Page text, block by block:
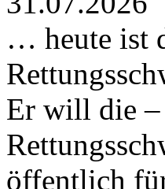
… heute ist
Er will die –
öffentlich